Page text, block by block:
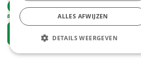
Vraag een account aan
ALLES AFWIJZEN
DETAILS WEERGEVEN